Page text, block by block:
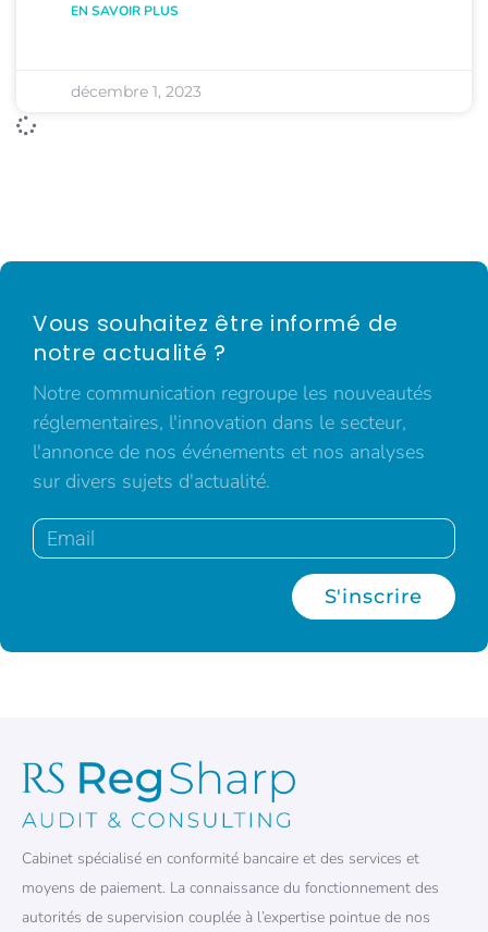
EN SAVOIR PLUS
décembre 1, 2023
Vous souhaitez être informé de
notre actualité ?
Notre communication regroupe les nouveautés
réglementaires, l'innovation dans le secteur,
l'annonce de nos événements et nos analyses
sur divers sujets d'actualité.
S'inscrire
Cabinet spécialisé en conformité bancaire et des services et
moyens de paiement. La connaissance du fonctionnement des
autorités de supervision couplée à l’expertise pointue de nos